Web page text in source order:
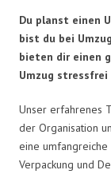
Du planst einen
bist du bei
bieten dir einen
Umzug
Unser erfahrenes
der Organisation
eine
Verpackung und